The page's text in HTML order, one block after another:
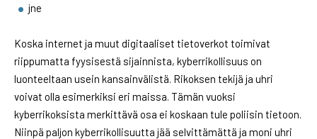
jne
Koska internet ja muut digitaaliset tietoverkot toimivat
riippumatta fyysisestä sijainnista, kyberrikollisuus on
luonteeltaan usein kansainvälistä. Rikoksen tekijä ja uhri
voivat olla esimerkiksi eri maissa. Tämän vuoksi
kyberrikoksista merkittävä osa ei koskaan tule poliisin tietoon.
Niinpä paljon kyberrikollisuutta jää selvittämättä ja moni uhri